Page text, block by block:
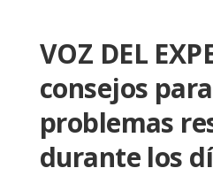
VOZ DEL
consejos
problemas
durante los